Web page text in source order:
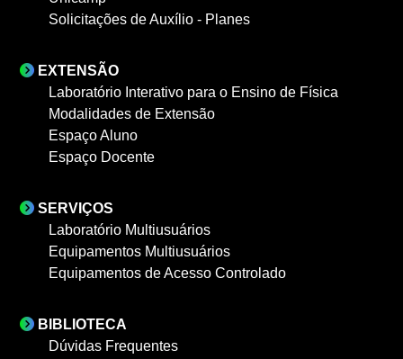
Solicitações de Auxílio - Planes
EXTENSÃO
Laboratório Interativo para o Ensino de Física
Modalidades de Extensão
Espaço Aluno
Espaço Docente
SERVIÇOS
Laboratório Multiusuários
Equipamentos Multiusuários
Equipamentos de Acesso Controlado
BIBLIOTECA
Dúvidas Frequentes